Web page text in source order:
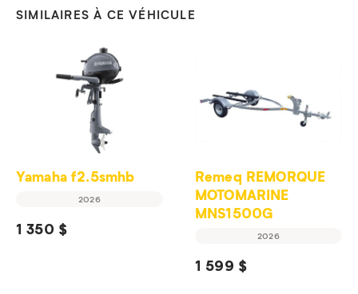
SIMILAIRES À CE VÉHICULE
Yamaha f2.5smhb
2026
1 350 $
Remeq REMORQUE
MOTOMARINE
MNS1500G
2026
1 599 $